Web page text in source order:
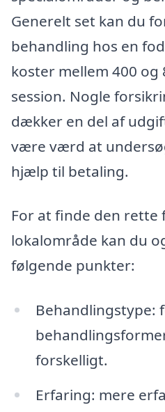
Generelt set kan du
behandling hos en
koster mellem 400
session. Nogle
dækker en del af
være værd at
hjælp til betaling.
For at finde den
lokalområde kan du
følgende punkter:
Behandlingstype:
forskelligt.
Erfaring: mere